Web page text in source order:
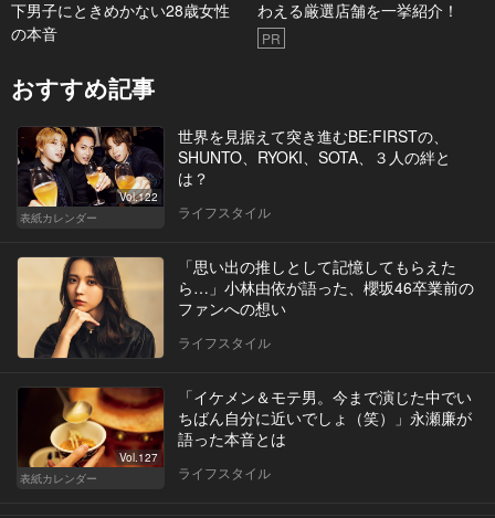
下男子にときめかない28歳女性
の本音
わえる厳選店舗を一挙紹介！
PR
おすすめ記事
Vol.122
表紙カレンダー
世界を見据えて突き進むBE:FIRSTの、
SHUNTO、RYOKI、SOTA、３人の絆と
は？
ライフスタイル
「思い出の推しとして記憶してもらえた
ら…」小林由依が語った、櫻坂46卒業前の
ファンへの想い
ライフスタイル
Vol.127
表紙カレンダー
「イケメン＆モテ男。今まで演じた中でい
ちばん自分に近いでしょ（笑）」永瀬廉が
語った本音とは
ライフスタイル